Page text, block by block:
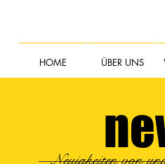
HOME ÜBER UNS
Neuigkeiten von